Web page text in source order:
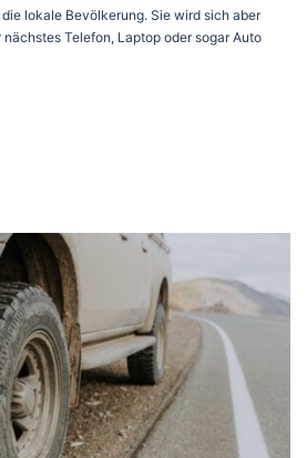
lokale Bevölkerung. Sie wird sich aber
Telefon, Laptop oder sogar Auto